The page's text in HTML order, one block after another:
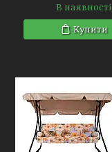
В наявності
Купити